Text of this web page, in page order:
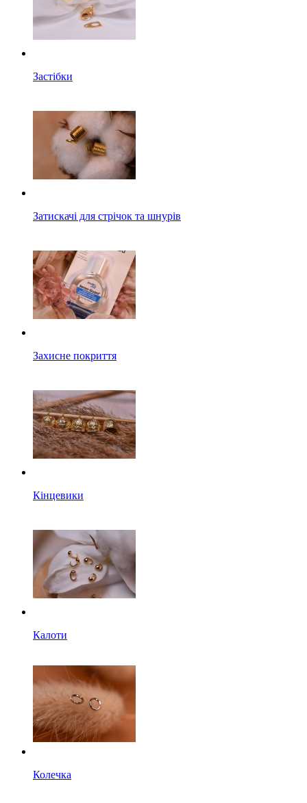
Застібки
Затискачі для стрічок та шнурів
Захисне покриття
Кінцевики
Калоти
Колечка